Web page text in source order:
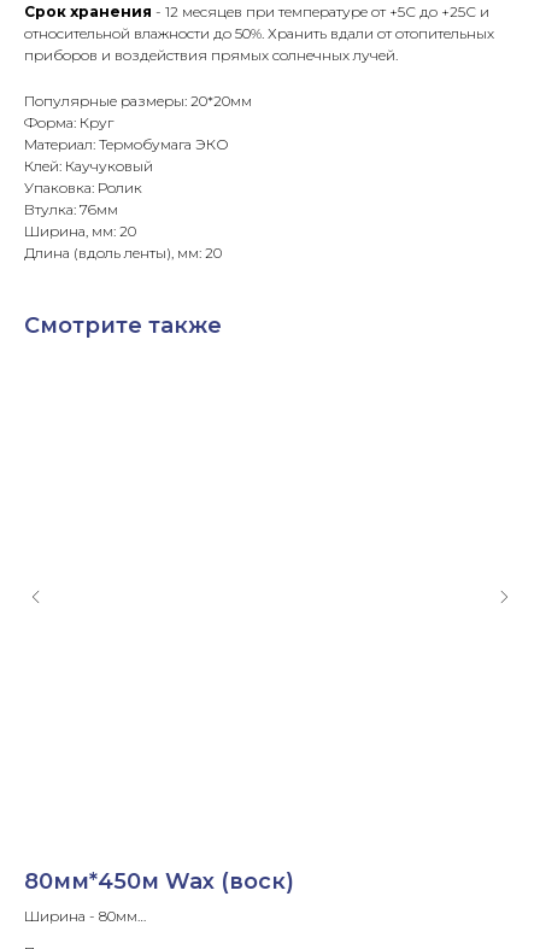
Срок хранения - 12 месяцев при температуре от +5С до +25С и
относительной влажности до 50%. Хранить вдали от отопительных
приборов и воздействия прямых солнечных лучей.
Популярные размеры: 20*20мм
Форма: Круг
Материал: Термобумага ЭКО
Клей: Каучуковый
Упаковка: Ролик
Втулка: 76мм
Ширина, мм: 20
Длина (вдоль ленты), мм: 20
Смотрите также
80мм*450м Wax (воск)
Ширина - 80мм